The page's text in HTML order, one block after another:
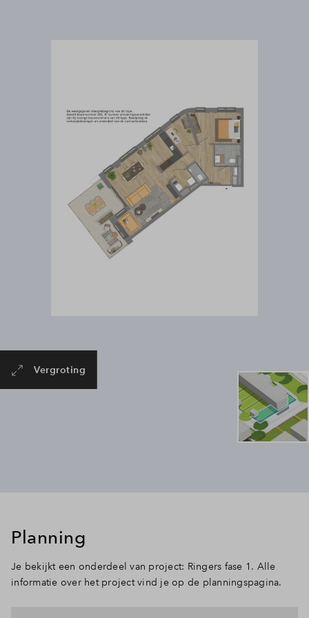
Vergroting
Planning
Je bekijkt een onderdeel van project: Ringers fase 1. Alle
informatie over het project vind je op de planningspagina.